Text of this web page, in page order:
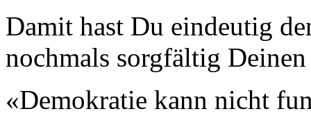
Damit hast Du eindeutig
nochmals sorgfältig
«Demokratie kann nicht